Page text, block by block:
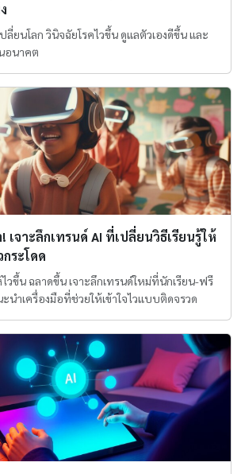
ลี่ยนโลก วินิจฉัยโรคไวขึ้น ดูแลตัวเองดีขึ้น และ
อนาคต
เจาะลึกเทรนด์ AI ที่เปลี่ยนวิธีเรียนรู้ให้
ระโดด
ไวขึ้น ฉลาดขึ้น เจาะลึกเทรนด์ใหม่ที่นักเรียน-ฟรี
นำเครื่องมือที่ช่วยให้เข้าใจไวแบบติดจรวด